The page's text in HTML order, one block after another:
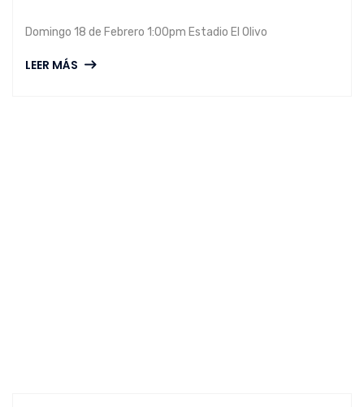
Domingo 18 de Febrero 1:00pm Estadio El Olivo
LEER MÁS